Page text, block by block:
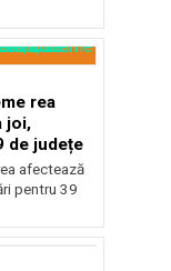
rea
joi,
de județe
afectează
pentru 39